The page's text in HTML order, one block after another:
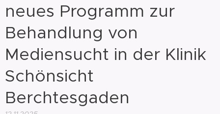
neues Programm zur
Behandlung von
Mediensucht in der Klinik
Schönsicht
Berchtesgaden